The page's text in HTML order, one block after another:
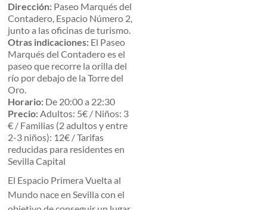
Dirección: Paseo Marqués del
Contadero, Espacio Número 2,
junto a las oficinas de turismo.
Otras indicaciones: El Paseo
Marqués del Contadero es el
paseo que recorre la orilla del
río por debajo de la Torre del
Oro.
Horario: De 20:00 a 22:30
Precio:Adultos: 5€ / Niños: 3
€ / Familias (2 adultos y entre
2-3 niños): 12€ / Tarifas
reducidas para residentes en
Sevilla Capital
El Espacio Primera Vuelta al
Mundo nace en Sevilla con el